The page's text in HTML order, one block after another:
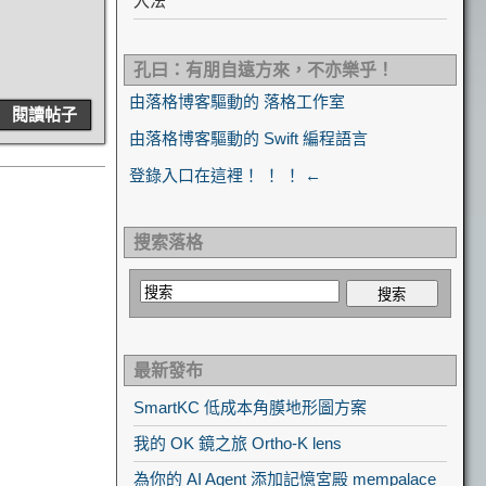
閱讀帖子
孔曰：有朋自遠方來，不亦樂乎！
由落格博客驅動的 落格工作室
由落格博客驅動的 Swift 編程語言
登錄入口在這裡！ ！ ！ ←
搜索落格
最新發布
SmartKC 低成本角膜地形圖方案
我的 OK 鏡之旅 Ortho-K lens
為你的 AI Agent 添加記憶宮殿 mempalace